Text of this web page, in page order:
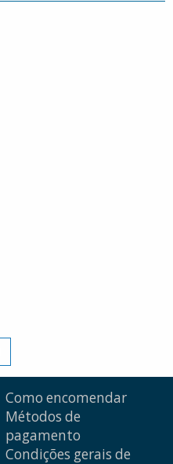
Como encomendar
Métodos de
pagamento
Condições gerais de